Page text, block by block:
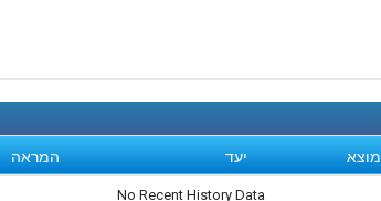
מוצא יעד המראה
No Recent History Data